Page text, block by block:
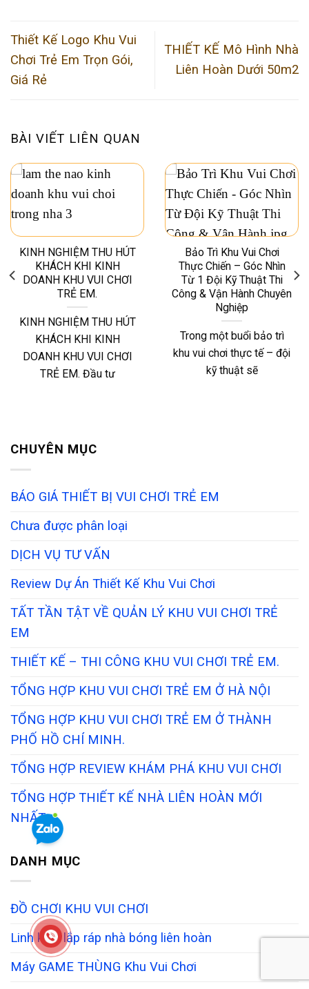
Thiết Kế Logo Khu Vui
Chơi Trẻ Em Trọn Gói,
Giá Rẻ
THIẾT KẾ Mô Hình Nhà
Liên Hoàn Dưới 50m2
BÀI VIẾT LIÊN QUAN
KINH NGHIỆM THU HÚT
KHÁCH KHI KINH
DOANH KHU VUI CHƠI
TRẺ EM.
KINH NGHIỆM THU HÚT
KHÁCH KHI KINH
DOANH KHU VUI CHƠI
TRẺ EM. Đầu tư
Bảo Trì Khu Vui Chơi
Thực Chiến – Góc Nhìn
Từ 1 Đội Kỹ Thuật Thi
Công & Vận Hành Chuyên
Nghiệp
Trong một buổi bảo trì
khu vui chơi thực tế – đội
kỹ thuật sẽ
CHUYÊN MỤC
BÁO GIÁ THIẾT BỊ VUI CHƠI TRẺ EM
Chưa được phân loại
DỊCH VỤ TƯ VẤN
Review Dự Án Thiết Kế Khu Vui Chơi
TẤT TẦN TẬT VỀ QUẢN LÝ KHU VUI CHƠI TRẺ
EM
THIẾT KẾ – THI CÔNG KHU VUI CHƠI TRẺ EM.
TỔNG HỢP KHU VUI CHƠI TRẺ EM Ở HÀ NỘI
TỔNG HỢP KHU VUI CHƠI TRẺ EM Ở THÀNH
PHỐ HỒ CHÍ MINH.
TỔNG HỢP REVIEW KHÁM PHÁ KHU VUI CHƠI
TỔNG HỢP THIẾT KẾ NHÀ LIÊN HOÀN MỚI
NHẤT
DANH MỤC
ĐỒ CHƠI KHU VUI CHƠI
Linh kiện lắp ráp nhà bóng liên hoàn
Máy GAME THÙNG Khu Vui Chơi